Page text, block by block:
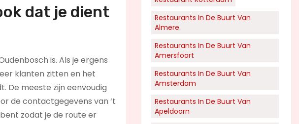
dat je dient
is. Als je ergens
klanten zitten en het
De meeste zijn eenvoudig
de contactgegevens van ‘t
zodat je de route er
Restaurants In De Buurt Van
Almere
Restaurants In De Buurt Van
Amersfoort
Restaurants In De Buurt Van
Amsterdam
Restaurants In De Buurt Van
Apeldoorn